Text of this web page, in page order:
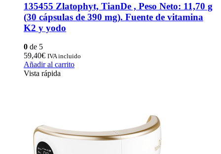
135455 Zlatophyt, TianDe , Peso Neto: 11,70 g
(30 cápsulas de 390 mg). Fuente de vitamina
K2 y yodo
0 de 5
59,40€ IVA incluido
Añadir al carrito
Vista rápida